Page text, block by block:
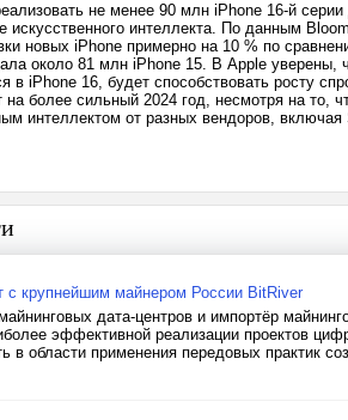
не менее 90 млн iPhone 16-й
искусственного интеллекта. По данным
новых iPhone примерно на 10 % по
около 81 млн iPhone 15. В Apple уверены,
в iPhone 16, будет способствовать росту
более сильный 2024 год, несмотря на то,
интеллектом от разных вендоров, включая
с крупнейшим майнером России BitRiver
дата-центров и импортёр
эффективной реализации проектов
в области применения передовых практик